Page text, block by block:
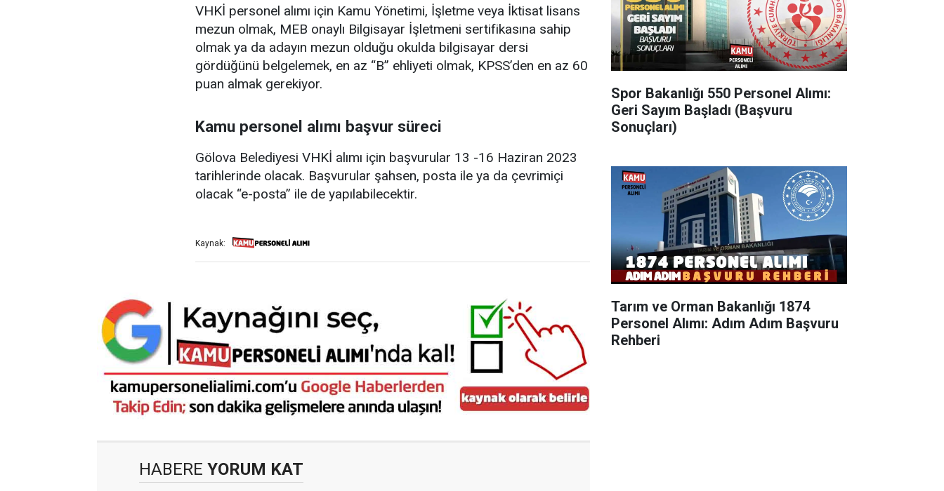
VHKİ personel alımı için Kamu Yönetimi, İşletme veya İktisat lisans
mezun olmak, MEB onaylı Bilgisayar İşletmeni sertifikasına sahip
olmak ya da adayın mezun olduğu okulda bilgisayar dersi
gördüğünü belgelemek, en az “B” ehliyeti olmak, KPSS’den en az 60
puan almak gerekiyor.
Kamu personel alımı başvur süreci
Gölova Belediyesi VHKİ alımı için başvurular 13 -16 Haziran 2023
tarihlerinde olacak. Başvurular şahsen, posta ile ya da çevrimiçi
olacak “e-posta” ile de yapılabilecektir.
Kaynak:
HABERE YORUM KAT
Spor Bakanlığı 550 Personel Alımı:
Geri Sayım Başladı (Başvuru
Sonuçları)
Tarım ve Orman Bakanlığı 1874
Personel Alımı: Adım Adım Başvuru
Rehberi